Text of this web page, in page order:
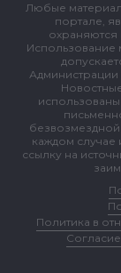
Любые
портале,
охраняются
Использование
каждом случае
ссылку на
Политика в